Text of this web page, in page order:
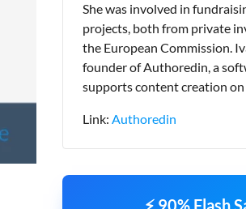
She was involved in
projects, both from private
the European Commission.
founder of Authoredin, a
supports content creation
Link: Authoredin
⚡ 90% Flash